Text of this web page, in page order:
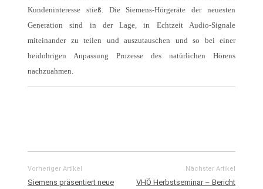
Kundeninteresse stieß. Die Siemens-Hörgeräte der neuesten
Generation sind in der Lage, in Echtzeit Audio-Signale
miteinander zu teilen und auszutauschen und so bei einer
beidohrigen Anpassung Prozesse des natürlichen Hörens
nachzuahmen.
Vorheriger Artikel
Siemens präsentiert neue
Nächster Artikel
VHÖ Herbstseminar – Bericht